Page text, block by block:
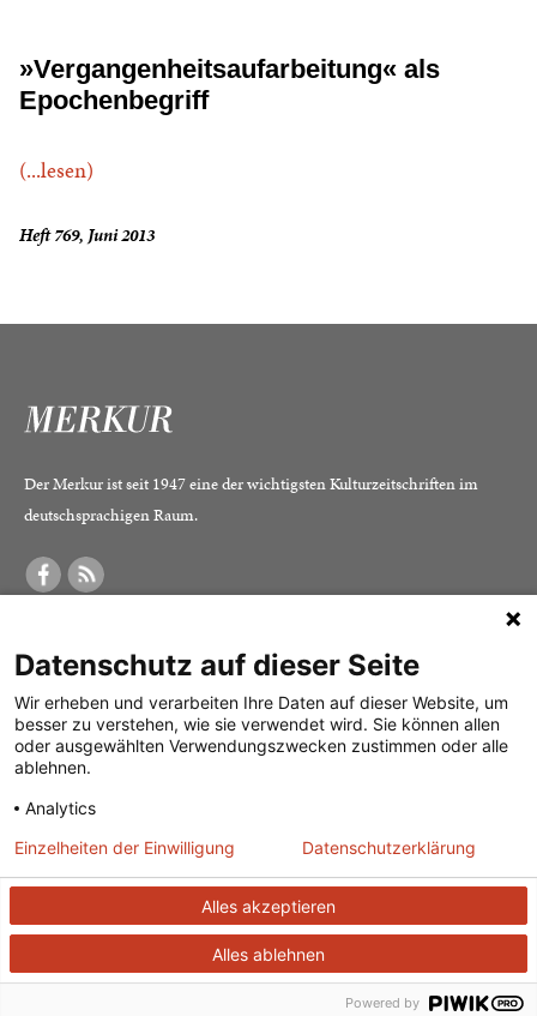
»Vergangenheitsaufarbeitung« als
Epochenbegriff
(...lesen)
Heft 769, Juni 2013
Der Merkur ist seit 1947 eine der wichtigsten Kulturzeitschriften im
deutschsprachigen Raum.
Was ist der Merkur?
Herausgeber /
Redaktion
Verlag
Alle Abos im Überblick
Print-Abo
Digital-Abo
Abo kündigen
Vertrag widerrufen
Impressum
Datenschutz
Mediadaten
© 2026J. G. Cotta’sche Buchhandlung Nachfolger GmbH| Technische
ganztags GmbH
Datenschutz auf dieser Seite
Wir erheben und verarbeiten Ihre Daten auf dieser Website, um
besser zu verstehen, wie sie verwendet wird. Sie können allen
oder ausgewählten Verwendungszwecken zustimmen oder alle
ablehnen.
Analytics
Alles akzeptieren
Alles ablehnen
Einzelheiten der Einwilligung Datenschutzerklärung
Powered by